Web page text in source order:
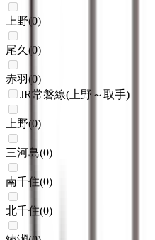
上野(0)
尾久 (0)
赤羽(0)
JR常磐線(上野～取手)
上野(0)
三河島(0)
南千住(0)
北千住(0)